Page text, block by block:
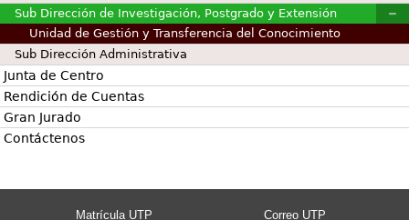
Sub Dirección de Investigación, Postgrado y Extensión
Unidad de Gestión y Transferencia del Conocimiento
Sub Dirección Administrativa
Junta de Centro
Rendición de Cuentas
Gran Jurado
Contáctenos
Matrícula UTP Correo UTP